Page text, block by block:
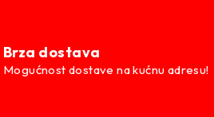
Brza dostava
Mogućnost dostave na kućnu adresu!